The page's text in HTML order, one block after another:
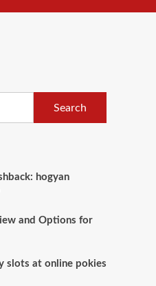
Search
hogyan
and Options for
slots at online pokies